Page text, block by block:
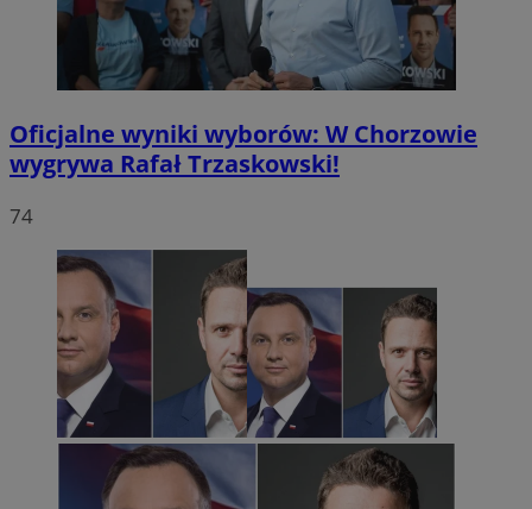
Oficjalne wyniki wyborów: W Chorzowie
wygrywa Rafał Trzaskowski!
74